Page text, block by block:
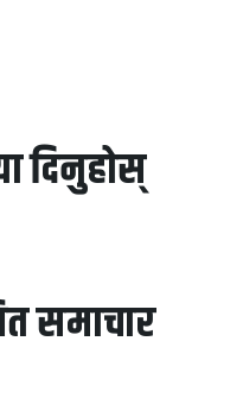
दिनुहोस्
समाचार